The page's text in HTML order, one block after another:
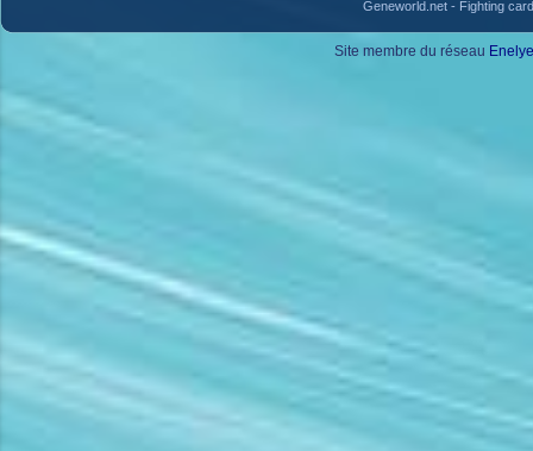
Geneworld.net- Fighting
Site membre du réseau Enelye